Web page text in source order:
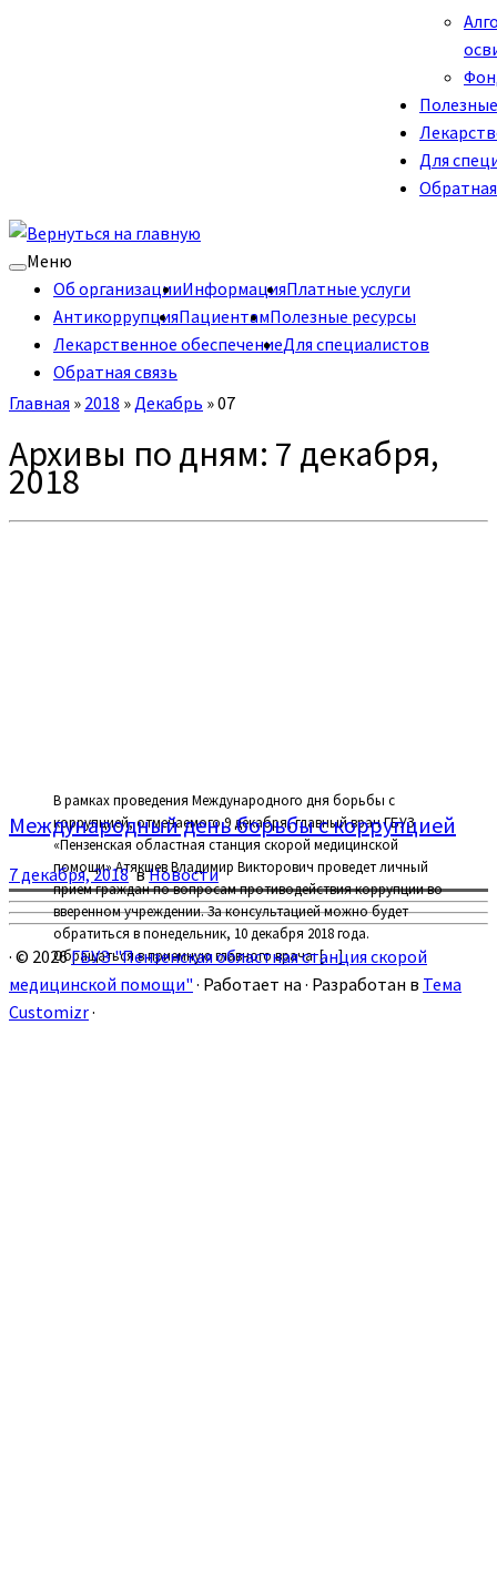
Для
Меню
Об организацииИнформацияПлатные услуги
АнтикоррупцияПациентамПолезные ресурсы
Лекарственное обеспечениеДля специалистов
Обратная связь
Главная » 2018 »Декабрь »07
Архивы по дням: 7 декабря,
2018
В рамках проведения Международного дня борьбы с
коррупцией, отмечаемого 9 декабря, главный врач ГБУЗ
«Пензенская областная станция скорой медицинской
помощи» Атякшев Владимир Викторович проведет личный
прием граждан по вопросам противодействия коррупции во
вверенном учреждении. За консультацией можно будет
обратиться в понедельник, 10 декабря 2018 года.
Обращаться в приемную главного врача: […]
Международный день борьбы с коррупцией
7 декабря, 2018вНовости
· © 2026 ГБУЗ "Пензенская областная станция скорой
медицинской помощи" · Работает на · Разработан в Тема
Customizr·